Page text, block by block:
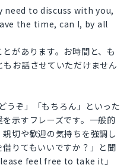
to discuss with you,
the time, can I, by all
とがあります。お時間と、も
お話させていただけません
うぞ」「もちろん」といった
示すフレーズです。一般的
切や歓迎の気持ちを強調し
りてもいいですか？」と聞
feel free to take it」